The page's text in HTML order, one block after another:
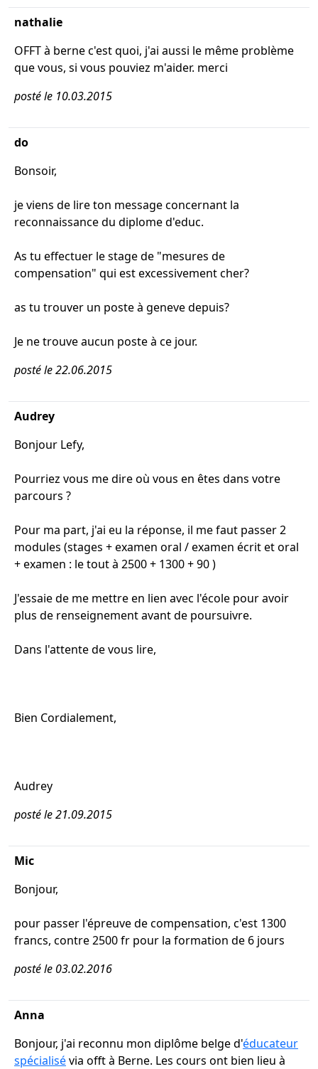
nathalie
OFFT à berne c'est quoi, j'ai aussi le même problème
que vous, si vous pouviez m'aider. merci
posté le 10.03.2015
do
Bonsoir,
je viens de lire ton message concernant la
reconnaissance du diplome d'educ.
As tu effectuer le stage de "mesures de
compensation" qui est excessivement cher?
as tu trouver un poste à geneve depuis?
Je ne trouve aucun poste à ce jour.
posté le 22.06.2015
Audrey
Bonjour Lefy,
Pourriez vous me dire où vous en êtes dans votre
parcours ?
Pour ma part, j'ai eu la réponse, il me faut passer 2
modules (stages + examen oral / examen écrit et oral
+ examen : le tout à 2500 + 1300 + 90 )
J'essaie de me mettre en lien avec l'école pour avoir
plus de renseignement avant de poursuivre.
Dans l'attente de vous lire,
Bien Cordialement,
Audrey
posté le 21.09.2015
Mic
Bonjour,
pour passer l'épreuve de compensation, c'est 1300
francs, contre 2500 fr pour la formation de 6 jours
posté le 03.02.2016
Anna
Bonjour, j'ai reconnu mon diplôme belge d'éducateur
spécialisévia offt à Berne. Les cours ont bien lieu à